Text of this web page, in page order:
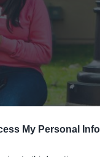
My Personal